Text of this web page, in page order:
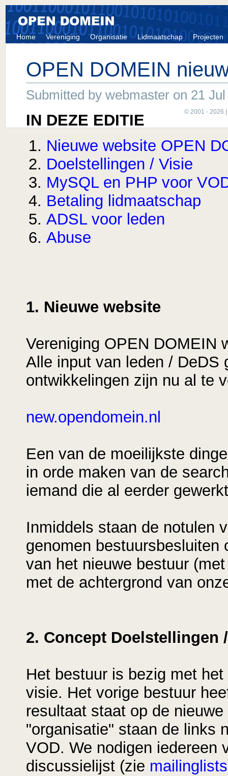
Home Vereniging Organisatie Lidmaatschap Projecten
OPEN DOMEIN
Submitted by webmaster on 21
IN DEZE EDITIE
Nieuwe website OPEN
Doelstellingen / Visie
MySQL en PHP voor
Betaling lidmaatschap
ADSL voor leden
Abuse
1. Nieuwe website
Vereniging OPEN DOMEIN
Alle input van leden / DeDS
ontwikkelingen zijn nu al te
new.opendomein.nl
Een van de moeilijkste
in orde maken van de
iemand die al eerder
Inmiddels staan de notulen
genomen
van het nieuwe bestuur
met de achtergrond van
2. Concept Doelstellingen
Het bestuur is bezig met
visie. Het vorige bestuur
resultaat staat op de
"organisatie" staan de links
VOD. We nodigen iedereen
discussielijst (zie mailinglists
© 2001 - 2026